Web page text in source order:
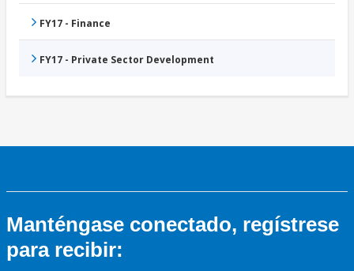
FY17 - Finance
FY17 - Private Sector Development
Manténgase conectado, regístrese
para recibir: